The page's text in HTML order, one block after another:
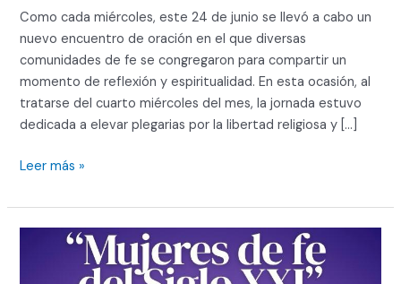
Como cada miércoles, este 24 de junio se llevó a cabo un
nuevo encuentro de oración en el que diversas
comunidades de fe se congregaron para compartir un
momento de reflexión y espiritualidad. En esta ocasión, al
tratarse del cuarto miércoles del mes, la jornada estuvo
dedicada a elevar plegarias por la libertad religiosa y […]
–
24
DE
JUNIO
2026
Leer más »